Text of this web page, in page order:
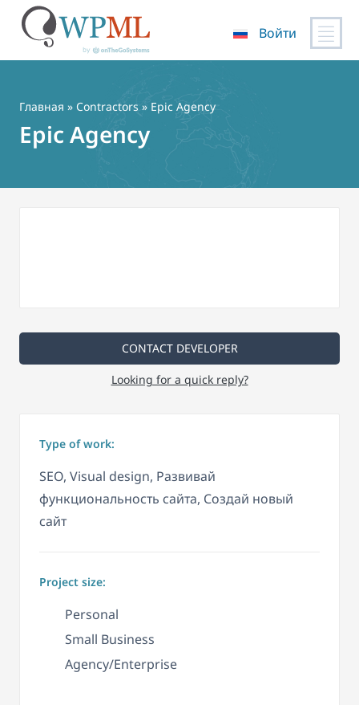
содержимому
Войти
Главная » Contractors » Epic Agency
Epic Agency
CONTACT DEVELOPER
Looking for a quick reply?
Type of work:
SEO, Visual design, Развивай
функциональность сайта, Создай новый
сайт
Project size:
Personal
Small Business
Agency/Enterprise